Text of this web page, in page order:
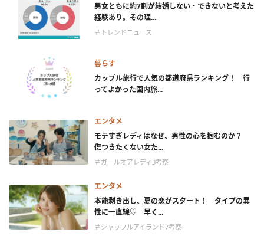
男女ともに約7割が結婚しない・できないと考えた
経験あり。その理...
＃トレンドニュース
暮らす
カップル旅行で人気の都道府県ランキング！ 行
ってよかった国内旅...
エンタメ
モテすぎレディはなぜ、男性の心を掴むのか？
傷つきたくない女た...
＃ガールオアレディ3考察
エンタメ
本能剥き出し、夏の恋がスタート！ タイプの異
性に一直線♡ 早く...
＃シャッフルアイランド7考察